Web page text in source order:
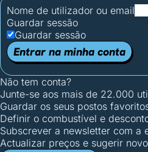
Nome de utilizador ou email
Guardar sessão
Guardar sessão
Entrar na minha conta
Não tem conta?
Junte-se aos mais de 22.000
Guardar os seus postos
Definir o combustível e
Subscrever a newsletter com a
Actualizar preços e sugerir